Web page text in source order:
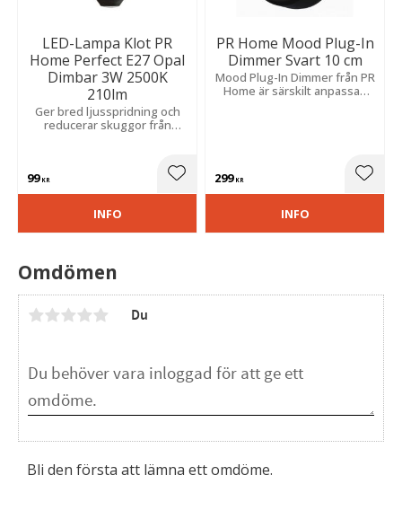
Omdömen
Du
Bli den första att lämna ett omdöme.
LED-Lampa Klot PR
Home Perfect E27 Opal
Dimbar 3W 2500K
210lm
Ger bred ljusspridning och
reducerar skuggor från
99KR Lägg till i favoriter
INFO
PR Home Mood Plug-In
Dimmer Svart 10 cm
Mood Plug-In Dimmer från PR
Home är särskilt anpassad
299KR
INFO